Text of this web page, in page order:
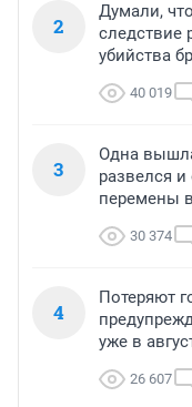
2
Думали,
следствие
убийства
40 019
3
Одна
развелся
перемены
30 374
4
Потеряют
уже в
26 607